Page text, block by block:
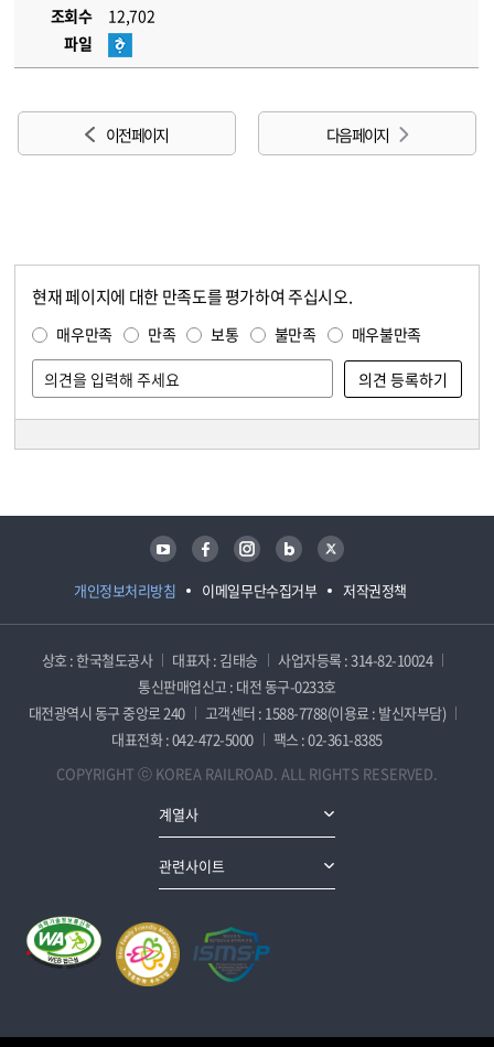
조회수
12,702
파일
이전 페이지 다음 페이지
현재 페이지에 대한 만족도를 평가하여 주십시오.
매우만족 만족 보통 불만족 매우불만족
개인정보처리방침 이메일무단수집거부 저작권정책
유튜브 페이스북 인스타그램 블로그 트위터
상호 : 한국철도공사 대표자 : 김태승
사업자등록 : 314-82-10024
통신판매업신고 : 대전 동구-0233호
대전광역시 동구 중앙로 240
고객센터 : 1588-7788(이용료 : 발신자부담)
대표전화 : 042-472-5000
팩스 : 02-361-8385
COPYRIGHT ⓒ KOREA RAILROAD. ALL RIGHTS RESERVED.
계열사
관련사이트